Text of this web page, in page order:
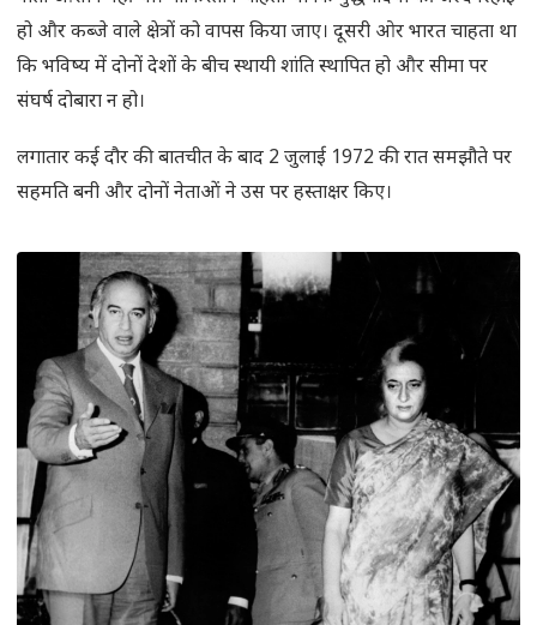
हो और कब्जे वाले क्षेत्रों को वापस किया जाए। दूसरी ओर भारत चाहता था
कि भविष्य में दोनों देशों के बीच स्थायी शांति स्थापित हो और सीमा पर
संघर्ष दोबारा न हो।
लगातार कई दौर की बातचीत के बाद 2 जुलाई 1972 की रात समझौते पर
सहमति बनी और दोनों नेताओं ने उस पर हस्ताक्षर किए।